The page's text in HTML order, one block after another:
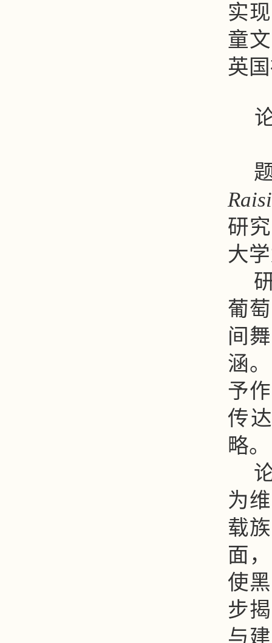
实
童
英
研
大
葡
间
涵
予
传
略。
为
载
面
使
步
与